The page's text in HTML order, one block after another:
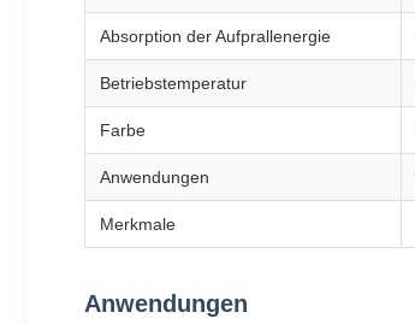
Absorption der Aufprallenergie
Betriebstemperatur
Farbe
Anwendungen
Merkmale
Anwendungen